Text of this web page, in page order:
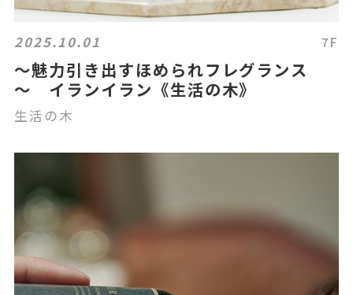
2025.10.01 7F
～魅力引き出すほめられフレグランス
～ イランイラン《生活の木》
生活の木